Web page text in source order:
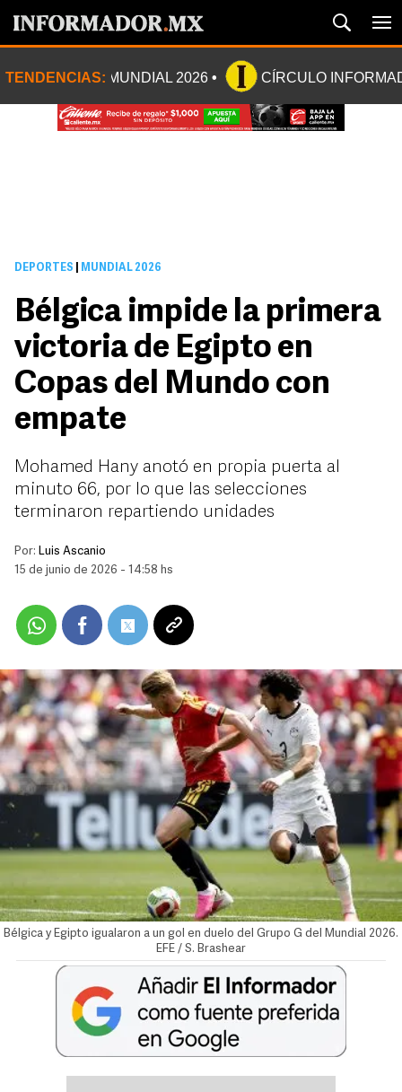
TENDENCIAS: MUNDIAL 2026 CÍRCULO
DEPORTES MUNDIAL 2026
Bélgica impide la primera
victoria de Egipto en
Copas del Mundo con
empate
Mohamed Hany anotó en propia puerta al
minuto 66, por lo que las selecciones
terminaron repartiendo unidades
Por: Luis Ascanio
15 de junio de 2026 - 14:58 hs
Bélgica y Egipto igualaron a un gol en duelo del Grupo G del Mundial 2026.
EFE / S. Brashear